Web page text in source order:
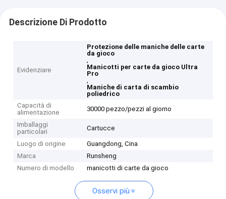
Descrizione Di Prodotto
Evidenziare
Protezione delle maniche delle carte
da gioco
,
Manicotti per carte da gioco Ultra
Pro
,
Maniche di carta di scambio
poliedrico
Capacità di
alimentazione
30000 pezzo/pezzi al giorno
Imballaggi
particolari
Cartucce
Luogo di origine
Guangdong, Cina
Marca
Runsheng
Numero di modello
manicotti di carte da gioco
Osservi più